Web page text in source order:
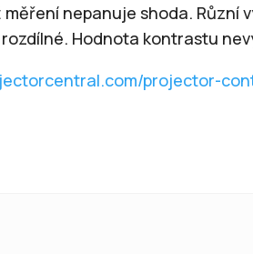
nepanuje shoda. Různí
Hodnota kontrastu
projector-